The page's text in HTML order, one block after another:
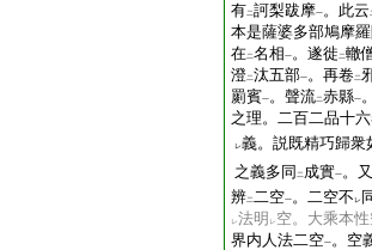
有二訶梨跋摩一。此云
本是薩婆多部鳩摩
在二名相一。遂徙 二轍
澄二汰五部一。再卷二
罽賓一。聲流二赤縣一
之理。二百二品十
レ義。説既精巧歸衆
之義多同 二 成實一。又
辨二二空一。二空不 レ
レ法明 レ 空。大乘本
界内人法二空一。空